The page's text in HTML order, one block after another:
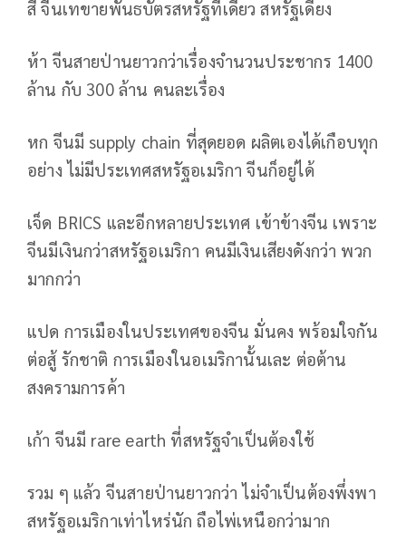
สี่ จีนเทขายพันธบัตรสหรัฐทีเดียว สหรัฐเดี้ยง
ห้า จีนสายป่านยาวกว่าเรื่องจำนวนประชากร 1400
ล้าน กับ 300 ล้าน คนละเรื่อง
หก จีนมี supply chain ที่สุดยอด ผลิตเองได้เกือบทุก
อย่าง ไม่มีประเทศสหรัฐอเมริกา จีนก็อยู่ได้
เจ็ด BRICS และอีกหลายประเทศ เข้าข้างจีน เพราะ
จีนมีเงินกว่าสหรัฐอเมริกา คนมีเงินเสียงดังกว่า พวก
มากกว่า
แปด การเมืองในประเทศของจีน มั่นคง พร้อมใจกัน
ต่อสู้ รักชาติ การเมืองในอเมริกานั้นเละ ต่อต้าน
สงครามการค้า
เก้า จีนมี rare earth ที่สหรัฐจำเป็นต้องใช้
รวม ๆ แล้ว จีนสายป่านยาวกว่า ไม่จำเป็นต้องพึ่งพา
สหรัฐอเมริกาเท่าไหร่นัก ถือไพ่เหนือกว่ามาก